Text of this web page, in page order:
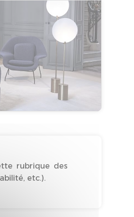
rubrique des
etc.).